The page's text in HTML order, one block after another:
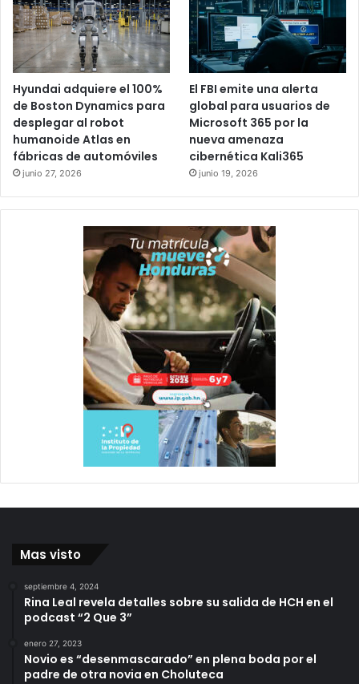
Hyundai adquiere el 100%
de Boston Dynamics para
desplegar al robot
humanoide Atlas en
fábricas de automóviles
junio 27, 2026
El FBI emite una alerta
global para usuarios de
Microsoft 365 por la
nueva amenaza
cibernética Kali365
junio 19, 2026
Mas visto
septiembre 4, 2024
Rina Leal revela detalles sobre su salida de HCH en el
podcast “2 Que 3”
enero 27, 2023
Novio es “desenmascarado” en plena boda por el
padre de otra novia en Choluteca